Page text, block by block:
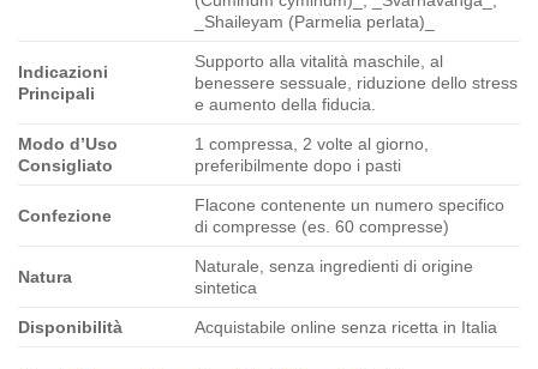
_Shaileyam (Parmelia perlata)_
Indicazioni
Principali
Supporto alla vitalità maschile, al
benessere sessuale, riduzione dello stress
e aumento della fiducia.
Modo d’Uso
Consigliato
1 compressa, 2 volte al giorno,
preferibilmente dopo i pasti
Confezione
Flacone contenente un numero specifico
di compresse (es. 60 compresse)
Natura
Naturale, senza ingredienti di origine
sintetica
Disponibilità Acquistabile online senza ricetta in Italia